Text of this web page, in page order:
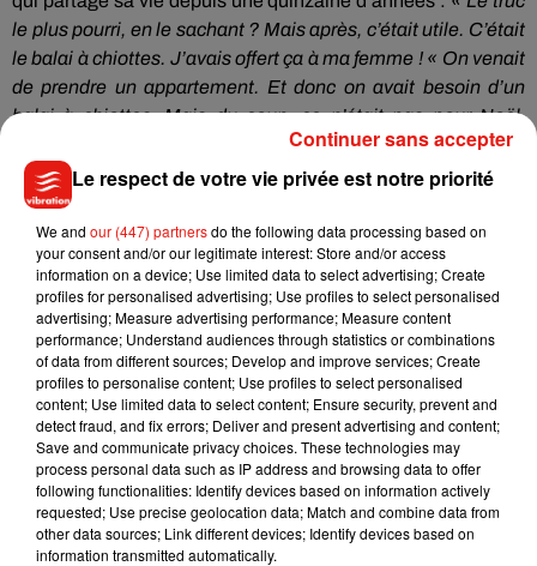
le plus pourri, en le sachant ? Mais après, c’était utile. C’était
le balai à chiottes. J’avais offert ça à ma femme !« On venait
de prendre un appartement. Et donc on avait besoin d’un
balai à chiottes.Mais du coup, ce n’était pas pour Noël,
C’était peut-être pire !».
Le respect de votre vie privée est notre priorité
We and our (447) partnersdo the following data processing based on
your consent and/or our legitimate interest: Store and/or access
information on a device; Use limited data to select advertising; Create
profiles for personalised advertising; Use profiles to select personalised
advertising; Measure advertising performance; Measure content
performance; Understand audiences through statistics or combinations
of data from different sources; Develop and improve services; Create
profiles to personalise content; Use profiles to select personalised
content; Use limited data to select content; Ensure security, prevent and
detect fraud, and fix errors; Deliver and present advertising and content;
Save and communicate privacy choices. These technologies may
process personal data such as IP address and browsing data to offer
following functionalities: Identify devices based on information actively
requested; Use precise geolocation data; Match and combine data from
other data sources; Link different devices; Identify devices based on
information transmitted automatically.
Continuer sans accepter